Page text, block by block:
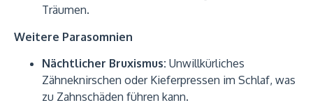
Träumen.
Weitere Parasomnien
Nächtlicher Bruxismus: Unwillkürliches
Zähneknirschen oder Kieferpressen im Schlaf, was
zu Zahnschäden führen kann.